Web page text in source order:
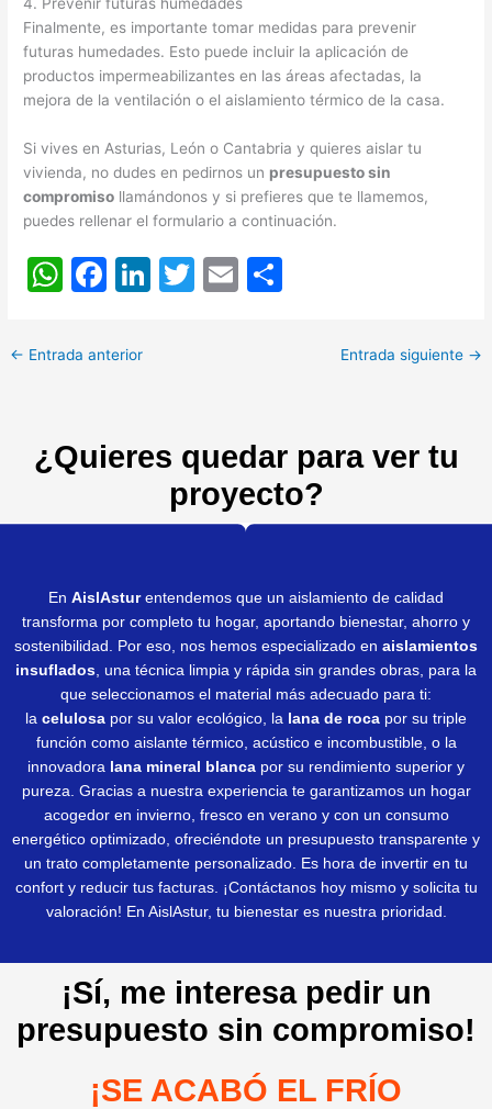
Finalmente, es importante tomar medidas para prevenir
futuras humedades. Esto puede incluir la aplicación de
productos impermeabilizantes en las áreas afectadas, la
mejora de la ventilación o el aislamiento térmico de la casa.
Si vives en Asturias, León o Cantabria y quieres aislar tu
vivienda, no dudes en pedirnos un presupuesto sin
compromiso llamándonos y si prefieres que te llamemos,
puedes rellenar el formulario a continuación.
W
at
p
p
F
c
o
k
Li
n
T
E
tir
← Entrada anterior Entrada siguiente →
¿Quieres quedar para ver tu
proyecto?
En AislAsturentendemos que un aislamiento de calidad
transforma por completo tu hogar, aportando bienestar, ahorro y
sostenibilidad. Por eso, nos hemos especializado en aislamientos
insuflados , una técnica limpia y rápida sin grandes obras, para la
que seleccionamos el material más adecuado para ti:
la celulosa por su valor ecológico, la lana de roca por su triple
función como aislante térmico, acústico e incombustible, o la
innovadora lana mineral blanca por su rendimiento superior y
pureza. Gracias a nuestra experiencia te garantizamos un hogar
acogedor en invierno, fresco en verano y con un consumo
energético optimizado, ofreciéndote un presupuesto transparente y
un trato completamente personalizado. Es hora de invertir en tu
confort y reducir tus facturas. ¡Contáctanos hoy mismo y solicita tu
valoración! En AislAstur, tu bienestar es nuestra prioridad.
¡Sí, me interesa pedir un
presupuesto sin compromiso!
¡SE ACABÓ EL FRÍO